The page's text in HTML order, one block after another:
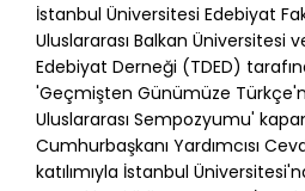
İstanbul Üniversitesi Edebiyat
Uluslararası Balkan Üniversitesi
Edebiyat Derneği (TDED)
'Geçmişten Günümüze
Uluslararası Sempozyumu'
Cumhurbaşkanı Yardımcısı
katılımıyla İstanbul